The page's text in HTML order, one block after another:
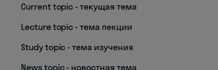
Current topic - текущая тема
Lecture topic - тема лекции
Study topic - тема изучения
News topic - новостная тема